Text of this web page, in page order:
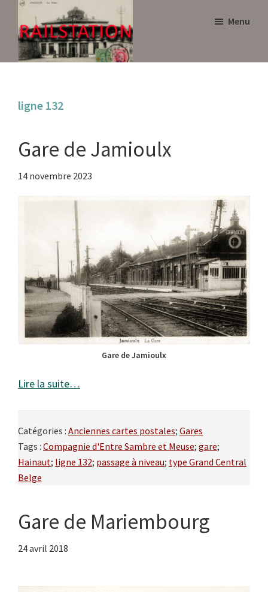
main
content
primary
sidebar
Menu
ligne 132
Gare de Jamioulx
14 novembre 2023
Gare de Jamioulx
Lire la suite…
Catégories : Anciennes cartes postales; Gares
Tags : Compagnie d'Entre Sambre et Meuse; gare;
Hainaut; ligne 132; passage à niveau; type Grand Central
Belge
Gare de Mariembourg
24 avril 2018